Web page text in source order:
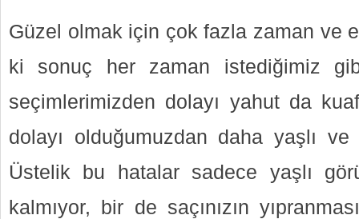
Güzel olmak için çok fazla zaman ve
ki sonuç her zaman istediğimiz
seçimlerimizden dolayı yahut da
dolayı olduğumuzdan daha yaşlı
Üstelik bu hatalar sadece yaşlı
kalmıyor, bir de saçınızın